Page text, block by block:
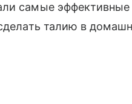
самые
талию в